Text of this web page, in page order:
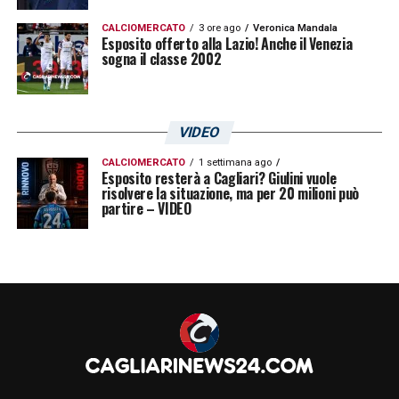
LA PLAYLIST DELLE NOSTRE TOP NEWS
CALCIOMERCATO 3 ore ago Veronica Mandala
Esposito offerto alla Lazio! Anche il Venezia
sogna il classe 2002
VIDEO
CALCIOMERCATO 1 settimana ago
Esposito resterà a Cagliari? Giulini vuole
risolvere la situazione, ma per 20 milioni può
partire – VIDEO